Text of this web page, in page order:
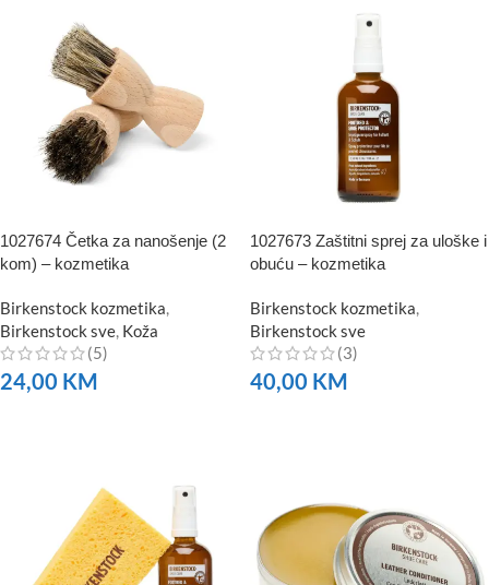
1027674 Četka za nanošenje (2
kom) – kozmetika
Birkenstock kozmetika,
Birkenstock sve, Koža
(5)
24,00 KM
1027673 Zaštitni sprej za uloške i
obuću – kozmetika
Birkenstock kozmetika,
Birkenstock sve
(3)
40,00 KM